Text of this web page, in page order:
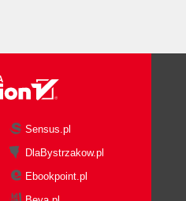
Sensus.pl
DlaBystrzakow.pl
Ebookpoint.pl